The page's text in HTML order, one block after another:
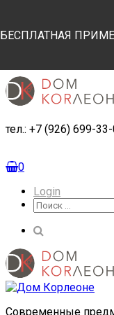
БЕСПЛАТНАЯ
тел.: +7 (926) 699-
0
Login
Поиск
Cовременные